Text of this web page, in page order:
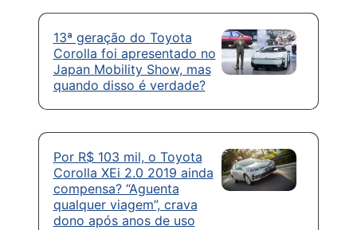
13ª geração do Toyota
Corolla foi apresentado no
Japan Mobility Show, mas
quando disso é verdade?
Por R$ 103 mil, o Toyota
Corolla XEi 2.0 2019 ainda
compensa? “Aguenta
qualquer viagem”, crava
dono após anos de uso